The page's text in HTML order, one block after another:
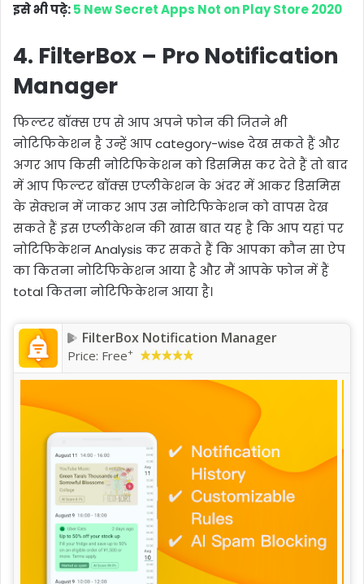
इसे भी पढ़े:5 New Secret Apps Not on Play Store 2020
4. FilterBox – Pro Notification
Manager
फिल्टर बॉक्स एप से आप अपने फोन की जितने भी
नोटिफिकेशन है उन्हें आप category-wise देख सकते हैं और
अगर आप किसी नोटिफिकेशन को डिसमिस कर देते हैं तो बाद
में आप फिल्टर बॉक्स एप्लीकेशन के अंदर में आकर डिसमिस
के सेक्शन में जाकर आप उस नोटिफिकेशन को वापस देख
सकते हैं इस एप्लीकेशन की खास बात यह है कि आप यहां पर
नोटिफिकेशन Analysis कर सकते हैं कि आपका कौन सा ऐप
का कितना नोटिफिकेशन आया है और मैं आपके फोन में हैं
total कितना नोटिफिकेशन आया है।
FilterBox Notification Manager
Price: Free+